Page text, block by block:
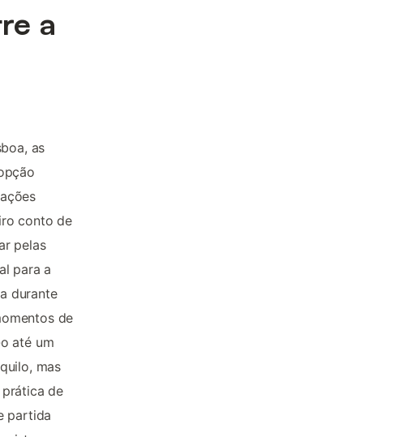
a
as
conto de
pelas
para a
durante
de
até um
mas
de
partida